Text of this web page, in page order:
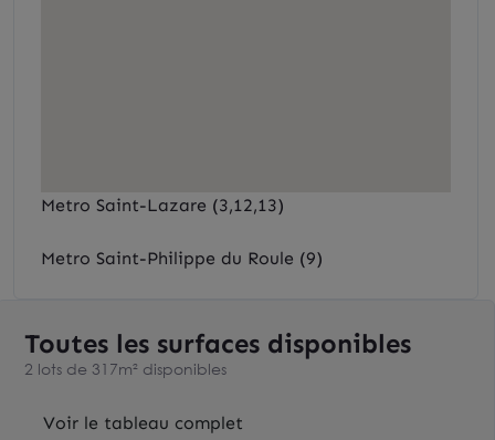
Metro Saint-Lazare (3,12,13)
Metro Saint-Philippe du Roule (9)
Toutes les surfaces disponibles
2 lots de 317m² disponibles
Voir le tableau complet